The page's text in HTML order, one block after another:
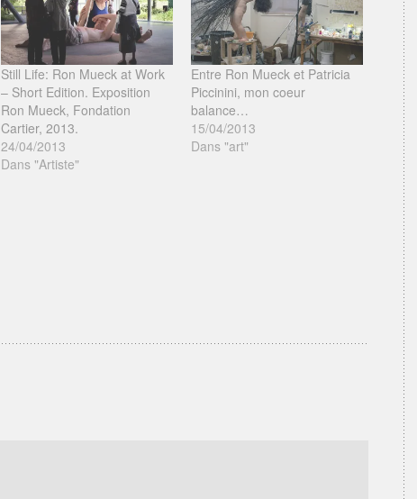
Still Life: Ron Mueck at Work
– Short Edition. Exposition
Ron Mueck, Fondation
Cartier, 2013.
24/04/2013
Dans "Artiste"
Entre Ron Mueck et Patricia
Piccinini, mon coeur
balance…
15/04/2013
Dans "art"